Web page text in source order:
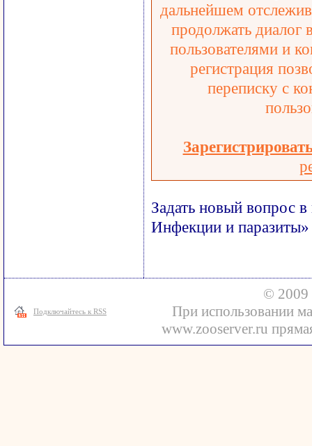
дальнейшем
продолжать диалог
пользователями и
регистрация
переписку с
Задать новый вопрос
Инфекции и паразиты»
Подключайтесь к RSS
© 2009
При использовании
www.zooserver.ru